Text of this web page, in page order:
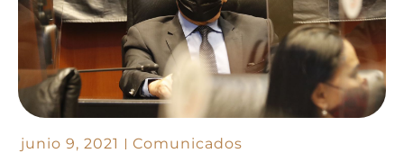
junio 9, 2021 Comunicados